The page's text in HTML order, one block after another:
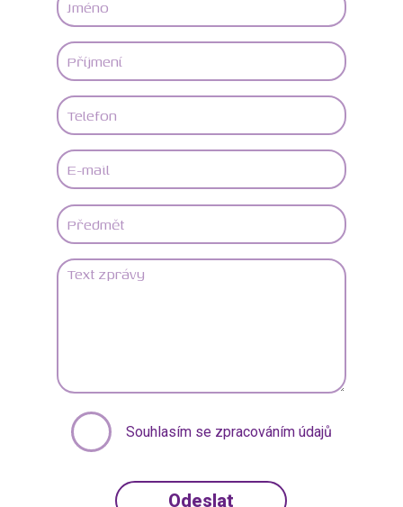
Souhlasím se zpracováním údajů